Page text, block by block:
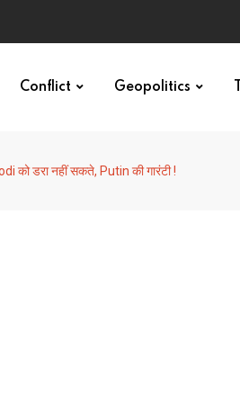
Conflict Geopolitics
को डरा नहीं सकते, Putin की गारंटी !